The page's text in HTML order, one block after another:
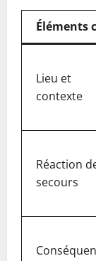
Éléments
Lieu et
contexte
Réaction
secours